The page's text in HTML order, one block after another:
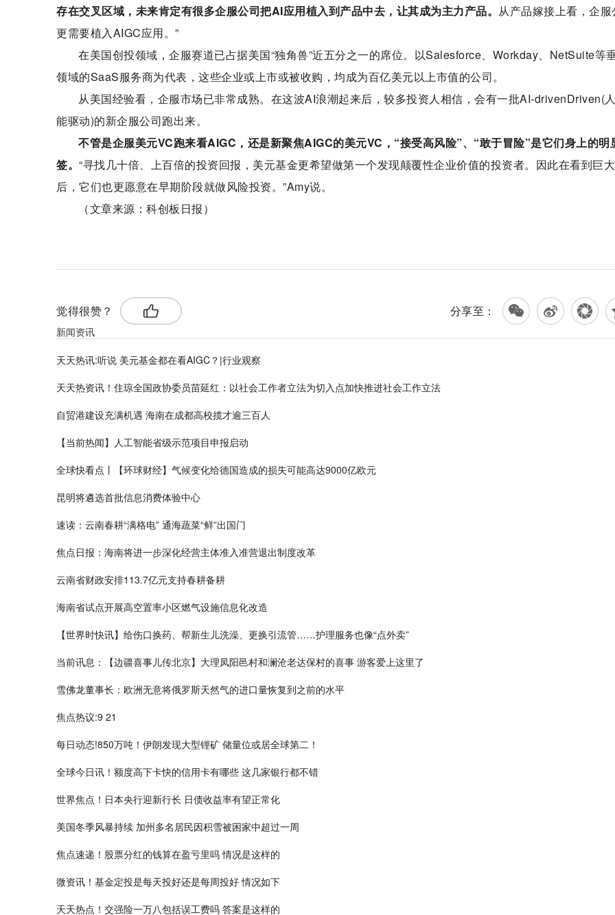
存在交叉区域，未来肯定有很多企服公司把AI应用植入到产品中去，让其成为主力产品。 从产品嫁接上看，企服
更需要植入AIGC应用。”
在美国创投领域，企服赛道已占据美国“独角兽”近五分之一的席位。以Salesforce、Workday、NetSuite等
领域的SaaS服务商为代表，这些企业或上市或被收购，均成为百亿美元以上市值的公司。
从美国经验看，企服市场已非常成熟。在这波AI浪潮起来后，较多投资人相信，会有一批AI-drivenDriven(
能驱动)的新企服公司跑出来。
不管是企服美元VC跑来看AIGC，还是新聚焦AIGC的美元VC，“接受高风险”、“敢于冒险”是它们身上的明
签。 “寻找几十倍、上百倍的投资回报，美元基金更希望做第一个发现颠覆性企业价值的投资者。因此在看到巨
后，它们也更愿意在早期阶段就做风险投资。”Amy说。
（文章来源：科创板日报）
觉得很赞？ 分享至：
新闻资讯
天天热讯:听说 美元基金都在看AIGC？|行业观察
天天热资讯！住琼全国政协委员苗延红：以社会工作者立法为切入点加快推进社会工作立法
自贸港建设充满机遇 海南在成都高校揽才逾三百人
【当前热闻】人工智能省级示范项目申报启动
全球快看点丨【环球财经】气候变化给德国造成的损失可能高达9000亿欧元
昆明将遴选首批信息消费体验中心
速读：云南春耕“满格电” 通海蔬菜“鲜”出国门
焦点日报：海南将进一步深化经营主体准入准营退出制度改革
云南省财政安排113.7亿元支持春耕备耕
海南省试点开展高空置率小区燃气设施信息化改造
【世界时快讯】给伤口换药、帮新生儿洗澡、更换引流管……护理服务也像“点外卖”
当前讯息：【边疆喜事儿传北京】大理凤阳邑村和澜沧老达保村的喜事 游客爱上这里了
雪佛龙董事长：欧洲无意将俄罗斯天然气的进口量恢复到之前的水平
焦点热议:9 21
每日动态!850万吨！伊朗发现大型锂矿 储量位或居全球第二！
全球今日讯！额度高下卡快的信用卡有哪些 这几家银行都不错
世界焦点！日本央行迎新行长 日债收益率有望正常化
美国冬季风暴持续 加州多名居民因积雪被困家中超过一周
焦点速递！股票分红的钱算在盈亏里吗 情况是这样的
微资讯！基金定投是每天投好还是每周投好 情况如下
天天热点！交强险一万八包括误工费吗 答案是这样的